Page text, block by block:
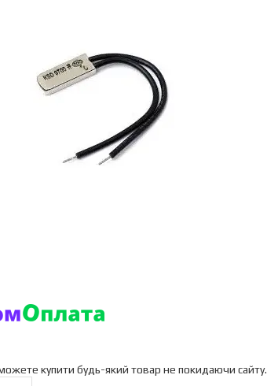
купити будь-який товар не покидаючи сайту.